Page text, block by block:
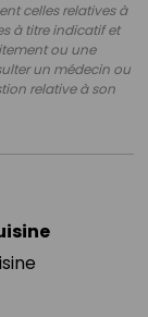
celles relatives à
à titre indicatif et
ou une
un médecin ou
relative à son